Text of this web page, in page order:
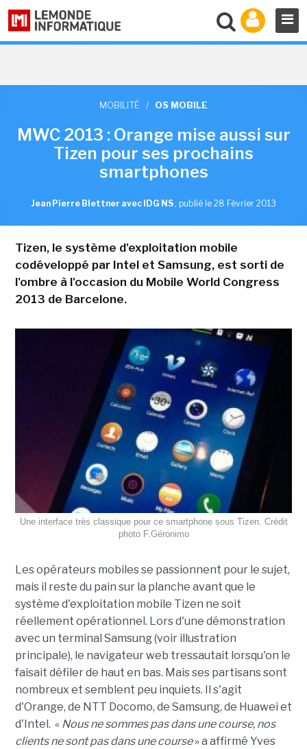
MOBILITÉ / OS MOBILE
MWC 2013 : Orange mise aussi sur
Tizen pour ses prochains
smartphones
Jean Pierre Blettner avec IDG NS , publié le 28 Février 2013
Tizen, le système d'exploitation mobile
codéveloppé par Intel et Samsung, est sorti de
l'ombre à l'occasion du Mobile World Congress
2013 de Barcelone.
Une interface très classique pour ce smartphone sous Tizen. Crédit
photo F.Géronimo
Les opérateurs mobiles se passionnent pour le sujet,
mais il reste du pain sur la planche avant que le
système d'exploitation mobile Tizen ne soit
réellement opérationnel. Lors d'une démonstration
avec un terminal Samsung (voir illustration
principale), le navigateur web tressautait lorsqu'on le
faisait défiler de haut en bas. Mais ses partisans sont
nombreux et semblent peu inquiets. Il s'agit
d'Orange, de NTT Docomo, de Samsung, de Huawei et
d'Intel. « Nous ne sommes pas dans une course, nos
clients ne sont pas dans une course» a affirmé Yves